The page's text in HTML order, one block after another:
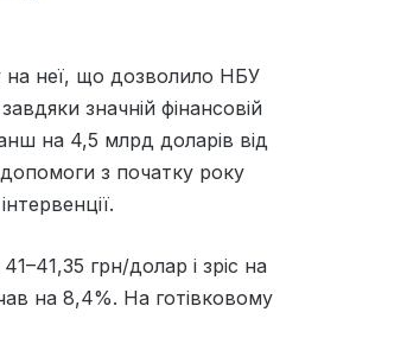
на неї, що дозволило НБУ
значній фінансовій
на 4,5 млрд доларів від
з початку року
грн/долар і зріс на
на 8,4%. На готівковому